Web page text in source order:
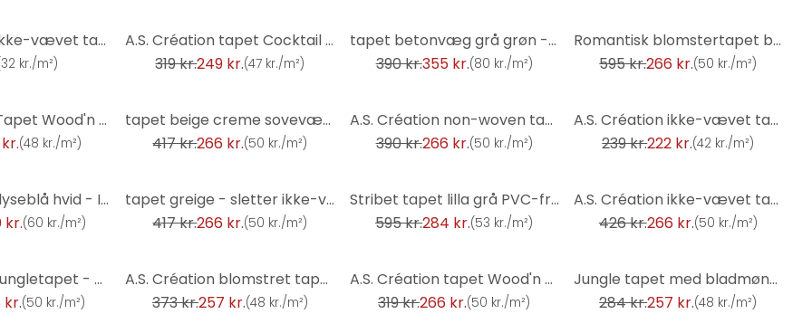
A.S. Création ikke-vævet tapet il Decoro tapet - Murstensoptik, Grå, Rød
32 kr./m²)
A.S. Création tapet Cocktail 2, grå, sort
319 kr.249 kr.(47 kr./m²)
tapet betonvæg grå grøn - non-woven tapet industrielle boligvægge - mat og glat
390 kr.355 kr.(80 kr./m²)
Romantisk blomstertapet bæredygtigt ikke-vævet tapet Floral af A.S. Création Rosa Orange 386363
595 kr.266 kr.(50 kr./m²)
A.S. Création Tapet Wood'n Stone Beige, Brun, Grå
(48 kr./m²)
tapet beige creme soveværelse - moderne non-woven tapet stue
417 kr.266 kr.(50 kr./m²)
A.S. Création non-woven tapet BOS - blomstret tapet gul, orange, brun, grøn
390 kr.266 kr.(50 kr./m²)
A.S. Création ikke-vævet tapet il Decoro tapet Uni - Beige
239 kr.222 kr.(42 kr./m²)
Stribet tapet lyseblå hvid - Ikke-vævet tapet striber til børneværelser & mere
kr.(60 kr./m²)
tapet greige - sletter ikke-vævet tapet beige grå - stofoptik tapet
417 kr.266 kr.(50 kr./m²)
Stribet tapet lilla grå PVC-fri - non-woven tapet stribet af A.S. Création 386654
595 kr.284 kr.(53 kr./m²)
A.S. Création ikke-vævet tapet il Decoro tapet Uni - Vintage, Grå, Sort
426 kr.266 kr.(50 kr./m²)
Bæredygtigt jungletapet - Palm Wallpaper af A.S. Création Mørkegrå Beige 386383
kr.(50 kr./m²)
A.S. Création blomstret tapet i brun og hvidt non-woven tapet i blomstret stil
373 kr.257 kr.(48 kr./m²)
A.S. Création tapet Wood'n Stone, Brun
319 kr.266 kr.(50 kr./m²)
Jungle tapet med bladmønster creme beige - moderne Ikke-vævet tapet diskret & elegant
284 kr.257 kr.(48 kr./m²)